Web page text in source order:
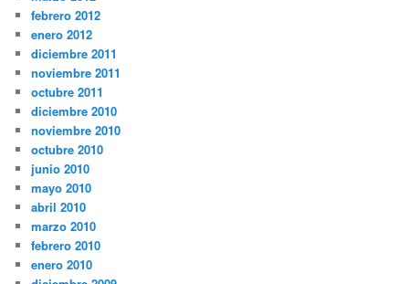
febrero 2012
enero 2012
diciembre 2011
noviembre 2011
octubre 2011
diciembre 2010
noviembre 2010
octubre 2010
junio 2010
mayo 2010
abril 2010
marzo 2010
febrero 2010
enero 2010